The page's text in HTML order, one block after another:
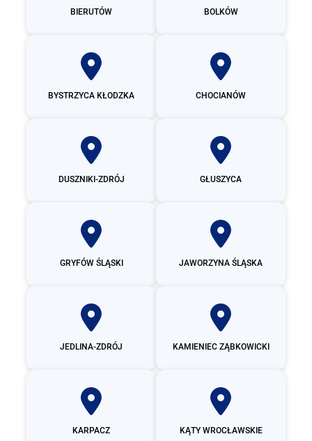
BIERUTÓW BOLKÓW
BYSTRZYCA KŁODZKA CHOCIANÓW
DUSZNIKI-ZDRÓJ GŁUSZYCA
GRYFÓW ŚLĄSKI JAWORZYNA ŚLĄSKA
JEDLINA-ZDRÓJ KAMIENIEC ZĄBKOWICKI
KARPACZ KĄTY WROCŁAWSKIE